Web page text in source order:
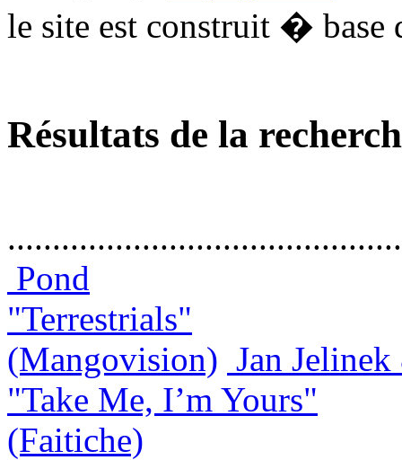
le site est construit � base
Résultats de la
Pond
"Terrestrials"
(Mangovision) Jan
"Take Me, I’m Yours"
(Faitiche)